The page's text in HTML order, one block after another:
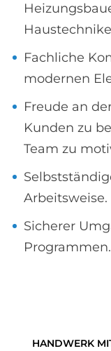
Fachliche
modernen
Freude an
Kunden zu
Team zu
Arbeitsweise.
Sicherer
Programmen.
HANDWERK